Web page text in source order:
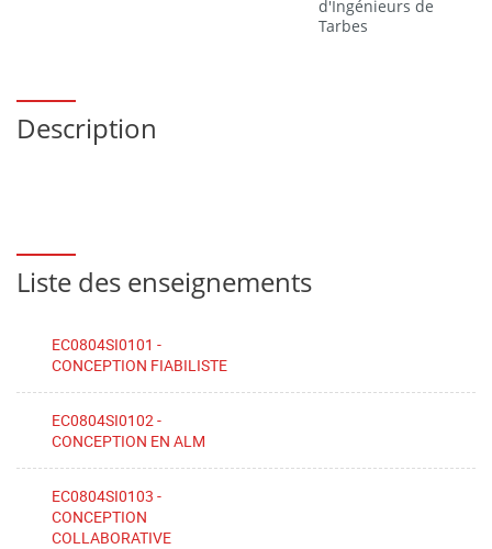
d'Ingénieurs de
Tarbes
Description
Liste des enseignements
EC0804SI0101 -
CONCEPTION FIABILISTE
EC0804SI0102 -
CONCEPTION EN ALM
EC0804SI0103 -
CONCEPTION
COLLABORATIVE